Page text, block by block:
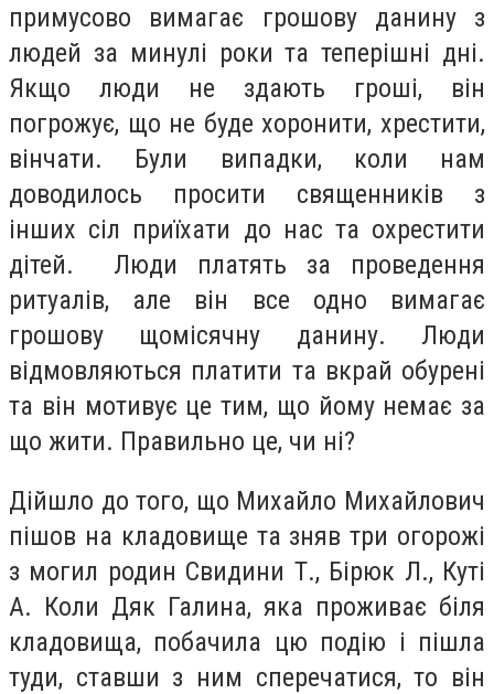
примусово вимагає грошову данину з
людей за минулі роки та теперішні дні.
Якщо люди не здають гроші, він
погрожує, що не буде хоронити, хрестити,
вінчати. Були випадки, коли нам
доводилось просити священників з
інших сіл приїхати до нас та охрестити
дітей. Люди платять за проведення
ритуалів, але він все одно вимагає
грошову щомісячну данину. Люди
відмовляються платити та вкрай обурені
та він мотивує це тим, що йому немає за
що жити. Правильно це, чи ні?
Дійшло до того, що Михайло Михайлович
пішов на кладовище та зняв три огорожі
з могил родин Свидини Т., Бірюк Л., Куті
А. Коли Дяк Галина, яка проживає біля
кладовища, побачила цю подію і пішла
туди, ставши з ним сперечатися, то він